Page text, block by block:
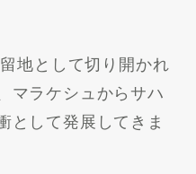
地として切り開かれ
マラケシュからサハ
として発展してきま